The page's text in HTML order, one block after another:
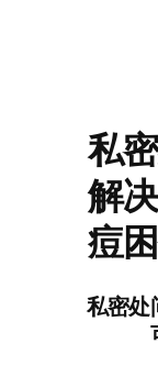
私
解
痘
私密处